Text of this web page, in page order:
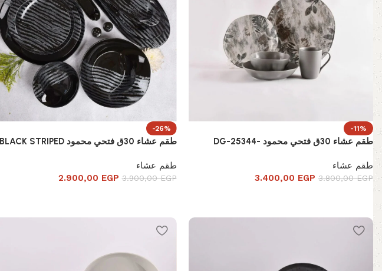
-11%
طقم عشاء 30ق فتحي محمود -DG-25344
طقم عشاء
3.800,00EGP
3.400,00 EGP
-26%
طقم عشاء 30ق فتحي محمود BLACK STRIPED
طقم عشاء
3.900,00EGP
2.900,00 EGP